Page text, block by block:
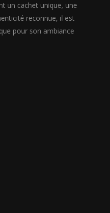
un cachet unique, une
reconnue, il est
pour son ambiance